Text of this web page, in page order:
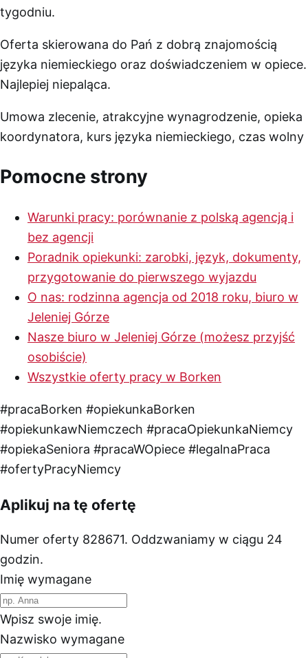
tygodniu.
Oferta skierowana do Pań z dobrą znajomością
języka niemieckiego oraz doświadczeniem w opiece.
Najlepiej niepaląca.
Umowa zlecenie, atrakcyjne wynagrodzenie, opieka
koordynatora, kurs języka niemieckiego, czas wolny
Pomocne strony
Warunki pracy: porównanie z polską agencją i
bez agencji
Poradnik opiekunki: zarobki, język, dokumenty,
przygotowanie do pierwszego wyjazdu
O nas: rodzinna agencja od 2018 roku, biuro w
Jeleniej Górze
Nasze biuro w Jeleniej Górze (możesz przyjść
osobiście)
Wszystkie oferty pracy w Borken
#pracaBorken #opiekunkaBorken
#opiekunkawNiemczech #pracaOpiekunkaNiemcy
#opiekaSeniora #pracaWOpiece #legalnaPraca
#ofertyPracyNiemcy
Aplikuj na tę ofertę
Numer oferty 828671. Oddzwaniamy w ciągu 24
godzin.
Imię wymagane
Wpisz swoje imię.
Nazwisko wymagane